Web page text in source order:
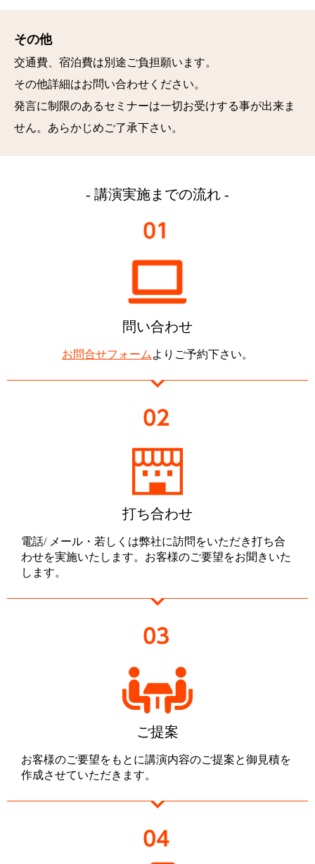
その他
交通費、宿泊費は別途ご負担願います。
その他詳細はお問い合わせください。
発言に制限のあるセミナーは一切お受けする事が出来ま
せん。あらかじめご了承下さい。
- 講演実施までの流れ -
問い合わせ
お問合せフォーム より ご予約下さい。
打ち合わせ
電話/ メール・若しくは弊社に訪問をいただき打ち合
わせを実施いたします。お客様のご要望をお聞きいた
します。
ご提案
お客様のご要望をもとに講演内容のご提案と御見積を
作成させていただきます。